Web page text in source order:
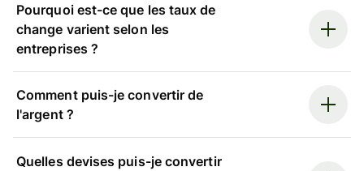
Pourquoi est-ce que les taux de
change varient selon les
entreprises ?
Comment puis-je convertir de
l'argent ?
Quelles devises puis-je convertir